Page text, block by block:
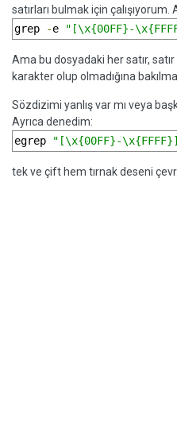
satırları bulmak için çalışıyorum.
grep
-e "[\x{00FF}-
Ama bu dosyadaki her satır,
karakter olup olmadığına
Sözdizimi yanlış var mı veya
Ayrıca denedim:
egrep
"[\x{00FF}-
tek ve çift hem tırnak deseni